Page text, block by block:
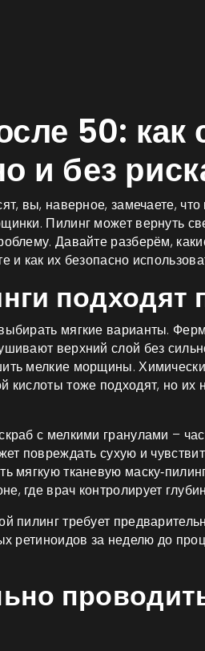
50: как
и без
вы, наверное, замечаете,
Пилинг может вернуть
Давайте разберём,
и как их безопасно
подходят
мягкие варианты.
верхний слой без
мелкие морщины.
кислоты тоже подходят, но их
с мелкими гранулами –
повреждать сухую и
мягкую тканевую
где врач контролирует
пилинг требует
ретиноидов за неделю до